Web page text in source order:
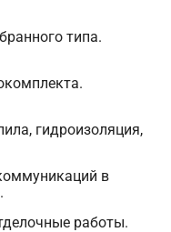
типа.
гидроизоляция,
в
работы.